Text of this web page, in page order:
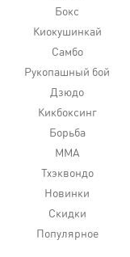
Бокс
Киокушинкай
Самбо
Рукопашный бой
Дзюдо
Кикбоксинг
Борьба
MMA
Тхэквондо
Новинки
Скидки
Популярное